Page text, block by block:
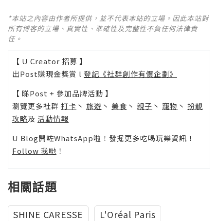
*本站之內容由作者所提供，並不代表本站的立場。因此本站對
所有博客的立場、真實性、準確性及完整性不負任何法律責
任。
【 U Creator 招募 】
出Post賺現金獎賞 l 登記《社群創作有價企劃》
【 睇Post + 參加品牌活動 】
瀏覽更多社群 打卡 丶 旅遊 丶 美食 丶 親子 丶 寵物 丶 扮靚
攻略及 活動情報
U Blog開咗WhatsApp啦！發掘更多吃喝玩樂資訊！
Follow 我哋 ！
相關話題
SHINE CARESSE
L'Oréal Paris